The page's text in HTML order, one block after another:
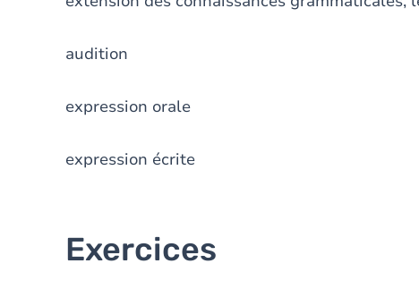
audition
expression orale
expression écrite
Exercices